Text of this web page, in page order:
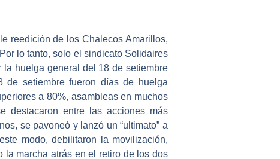
reedición de los Chalecos Amarillos,
lo tanto, solo el sindicato Solidaires
huelga general del 18 de setiembre
setiembre fueron días de huelga
a 80%, asambleas en muchos
destacaron entre las acciones más
se pavoneó y lanzó un “ultimato” a
modo, debilitaron la movilización,
la marcha atrás en el retiro de los dos